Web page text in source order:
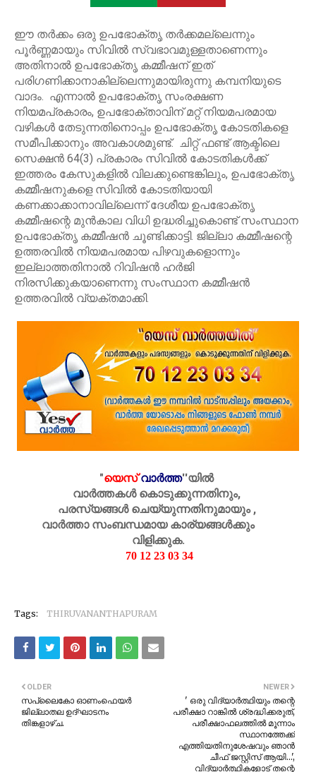
ഈ തർക്കം ഒരു ഉപഭോക്തൃ തർക്കമല്ലെന്നും
പൂർണ്ണമായും സിവിൽ സ്വഭാവമുള്ളതാണെന്നും
അതിനാൽ ഉപഭോക്തൃ കമ്മീഷന് ഇത്
പരിഗണിക്കാനാകില്ലെന്നുമായിരുന്നു കമ്പനിയുടെ
വാദം. എന്നാൽ ഉപഭോക്തൃ സംരക്ഷണ
നിയമപ്രകാരം, ഉപഭോക്താവിന് മറ്റ് നിയമപരമായ
വഴികൾ തേടുന്നതിനൊപ്പം ഉപഭോക്തൃ കോടതികളെ
സമീപിക്കാനും അവകാശമുണ്ട്. ചിറ്റ് ഫണ്ട് ആക്ടിലെ
സെക്ഷൻ 64(3) പ്രകാരം സിവിൽ കോടതികൾക്ക്
ഇത്തരം കേസുകളിൽ വിലക്കുണ്ടെങ്കിലും, ഉപഭോക്തൃ
കമ്മീഷനുകളെ സിവിൽ കോടതിയായി
കണക്കാക്കാനാവില്ലെന്ന് ദേശീയ ഉപഭോക്തൃ
കമ്മീഷന്റെ മുൻകാല വിധി ഉദ്ധരിച്ചുകൊണ്ട് സംസ്ഥാന
ഉപഭോക്തൃ കമ്മീഷൻ ചൂണ്ടിക്കാട്ടി. ജില്ലാ കമ്മീഷന്റെ
ഉത്തരവിൽ നിയമപരമായ പിഴവുകളൊന്നും
ഇല്ലാത്തതിനാൽ റിവിഷൻ ഹർജി
നിരസിക്കുകയാണെന്നു സംസ്ഥാന കമ്മീഷൻ
ഉത്തരവിൽ വ്യക്തമാക്കി.
"യെസ് വാർത്ത''യിൽ
വാർത്തകൾ കൊടുക്കുന്നതിനും,
പരസ്യങ്ങൾ ചെയ്യുന്നതിനുമായും ,
വാർത്താ സംബന്ധമായ കാര്യങ്ങൾക്കും
വിളിക്കുക.
70 12 23 03 34
Tags: THIRUVANANTHAPURAM
NEWER
' ഒരു വിദ്യാര്‍ത്ഥിയും തന്റെ
പരീക്ഷാ റാങ്കില്‍ ശ്രദ്ധിക്കരുത്,
പരീക്ഷാഫലത്തില്‍ മൂന്നാം
സ്ഥാനത്തേക്ക്
എത്തിയതിനുശേഷവും ഞാന്‍
ചീഫ് ജസ്റ്റിസ് ആയി...',
വിദ്യാര്‍ത്ഥികളോട് തന്റെ
OLDER
സപ്ലൈകോ ഓണംഫെയർ
ജില്ലാതല ഉദ്ഘാടനം
തിങ്കളാഴ്ച.